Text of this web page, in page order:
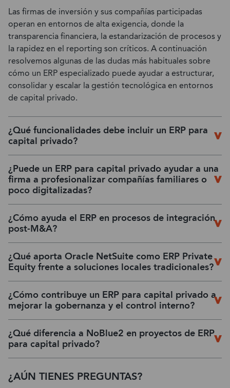
Las firmas de inversión y sus compañías participadas
operan en entornos de alta exigencia, donde la
transparencia financiera, la estandarización de procesos y
la rapidez en el reporting son críticos. A continuación
resolvemos algunas de las dudas más habituales sobre
cómo un ERP especializado puede ayudar a estructurar,
consolidar y escalar la gestión tecnológica en entornos
de capital privado.
¿Qué funcionalidades debe incluir un ERP para
capital privado?
¿Puede un ERP para capital privado ayudar a una
firma a profesionalizar compañías familiares o
poco digitalizadas?
¿Cómo ayuda el ERP en procesos de integración
post-M&A?
¿Qué aporta Oracle NetSuite como ERP Private
Equity frente a soluciones locales tradicionales?
¿Cómo contribuye un ERP para capital privado a
mejorar la gobernanza y el control interno?
¿Qué diferencia a NoBlue2 en proyectos de ERP
para capital privado?
¿AÚN TIENES PREGUNTAS?